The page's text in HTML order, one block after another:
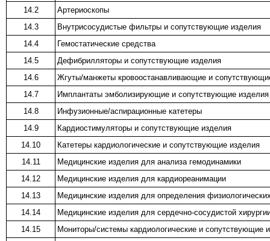
14.2
Артериоскопы
14.3
Внутрисосудистые фильтры и сопутствующие изделия
14.4
Гемостатические средства
14.5
Дефибрилляторы и сопутствующие изделия
14.6
Жгуты/манжеты кровоостанавливающие и
14.7
Имплантаты эмболизирующие и сопутствующие изделия
14.8
Инфузионные/аспирационные катетеры
14.9
Кардиостимуляторы и сопутствующие изделия
14.10
Катетеры кардиологические и сопутствующие изделия
14.11
Медицинские изделия для анализа гемодинамики
14.12
Медицинские изделия для кардиореанимации
14.13
Медицинские изделия для определения
14.14
Медицинские изделия для сердечно-сосудистой
14.15
Мониторы/системы кардиологические и сопутствующие